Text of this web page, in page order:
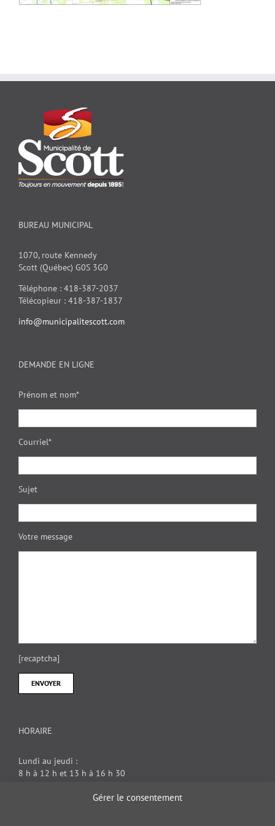
Gérer le consentement
BUREAU MUNICIPAL
1070, route Kennedy
Scott (Québec) G0S 3G0
Téléphone : 418-387-2037
Télécopieur : 418-387-1837
info@municipalitescott.com
DEMANDE EN LIGNE
Prénom et nom*
Courriel*
Sujet
Votre message
[recaptcha]
HORAIRE
Lundi au jeudi :
8 h à 12 h et 13 h à 16 h 30